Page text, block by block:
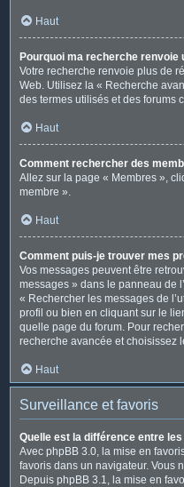
Haut
Pourquoi ma recherche renvoie
Votre recherche renvoie plus de
Web. Utilisez la « Recherche
des termes utilisés et des forums
Haut
Comment rechercher des
Allez sur la page « Membres »,
membre ».
Haut
Comment puis-je trouver mes
Vos messages peuvent être
messages » dans le panneau de
« Rechercher les messages de
profil ou bien en cliquant sur le
quelle page du forum. Pour
recherche avancée et choisissez
Haut
Surveillance et favoris
Quelle est la différence entre
Avec phpBB 3.0, la mise en
favoris dans un navigateur. Vous
Depuis phpBB 3.1, la mise en